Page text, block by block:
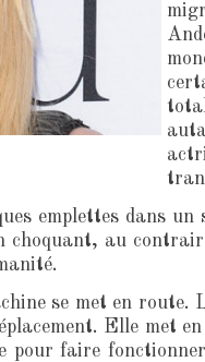
emplettes dans
choquant, au
se met en
Elle met
pour faire